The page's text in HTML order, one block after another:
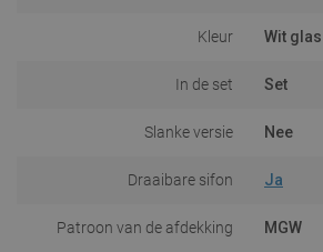
Kleur Wit glas
In de set Set
Slanke versie Nee
Draaibare sifon Ja
Patroon van de afdekking MGW